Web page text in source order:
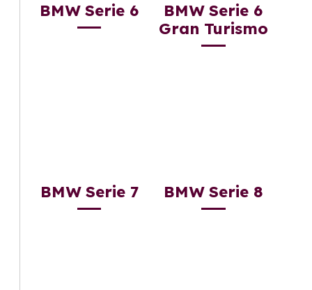
BMW Serie 6
BMW Serie 6
Gran Turismo
BMW Serie 7 BMW Serie 8